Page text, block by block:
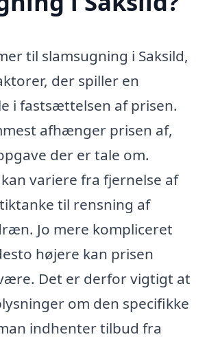
til slamsugning i Saksild,
der spiller en
i fastsættelsen af prisen.
afhænger prisen af,
der er tale om.
variere fra fjernelse af
til rensning af
Jo mere kompliceret
højere kan prisen
Det er derfor vigtigt at
om den specifikke
indhenter tilbud fra